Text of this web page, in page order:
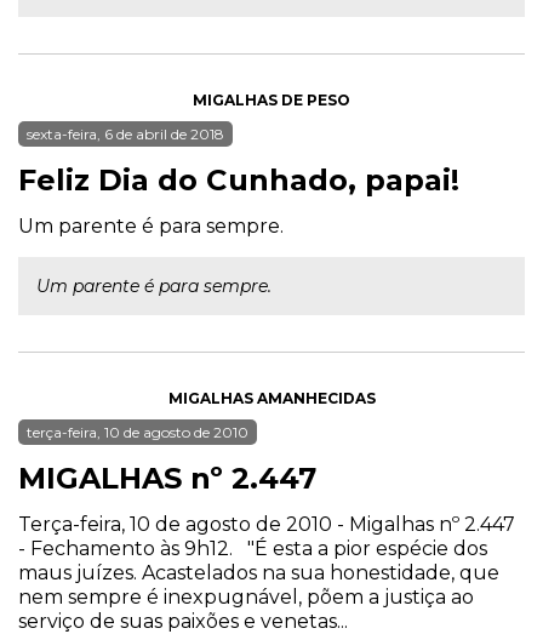
MIGALHAS DE PESO
sexta-feira, 6 de abril de 2018
Feliz Dia do Cunhado, papai!
Um parente é para sempre.
Um parente é para sempre.
MIGALHAS AMANHECIDAS
terça-feira, 10 de agosto de 2010
MIGALHAS nº 2.447
Terça-feira, 10 de agosto de 2010 - Migalhas nº 2.447
- Fechamento às 9h12. "É esta a pior espécie dos
maus juízes. Acastelados na sua honestidade, que
nem sempre é inexpugnável, põem a justiça ao
serviço de suas paixões e venetas...